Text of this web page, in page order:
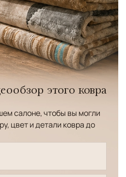
этого ковра
салоне, чтобы вы могли
цвет и детали ковра до